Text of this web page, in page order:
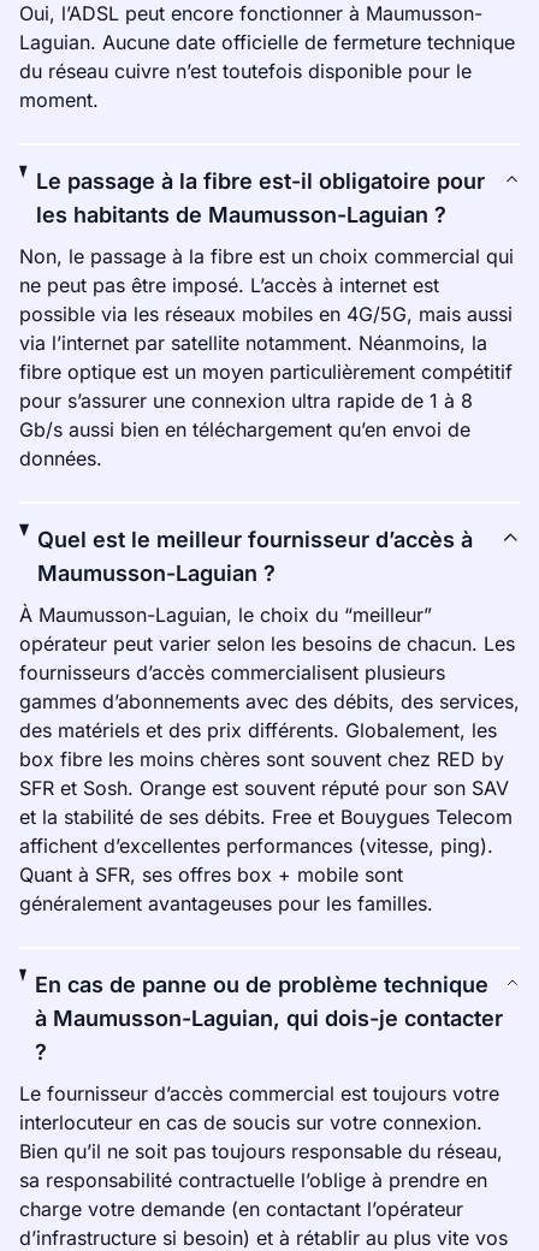
Oui, l’ADSL peut encore fonctionner à Maumusson-
Laguian. Aucune date officielle de fermeture technique
du réseau cuivre n’est toutefois disponible pour le
moment.
Le passage à la fibre est-il obligatoire pour
les habitants de Maumusson-Laguian ?
Non, le passage à la fibre est un choix commercial qui
ne peut pas être imposé. L’accès à internet est
possible via les réseaux mobiles en 4G/5G, mais aussi
via l’internet par satellite notamment. Néanmoins, la
fibre optique est un moyen particulièrement compétitif
pour s’assurer une connexion ultra rapide de 1 à 8
Gb/s aussi bien en téléchargement qu’en envoi de
données.
Quel est le meilleur fournisseur d’accès à
Maumusson-Laguian ?
À Maumusson-Laguian, le choix du “meilleur”
opérateur peut varier selon les besoins de chacun. Les
fournisseurs d’accès commercialisent plusieurs
gammes d’abonnements avec des débits, des services,
des matériels et des prix différents. Globalement, les
box fibre les moins chères sont souvent chez RED by
SFR et Sosh. Orange est souvent réputé pour son SAV
et la stabilité de ses débits. Free et Bouygues Telecom
affichent d’excellentes performances (vitesse, ping).
Quant à SFR, ses offres box + mobile sont
généralement avantageuses pour les familles.
En cas de panne ou de problème technique
à Maumusson-Laguian, qui dois-je contacter
?
Le fournisseur d’accès commercial est toujours votre
interlocuteur en cas de soucis sur votre connexion.
Bien qu’il ne soit pas toujours responsable du réseau,
sa responsabilité contractuelle l’oblige à prendre en
charge votre demande (en contactant l’opérateur
d’infrastructure si besoin) et à rétablir au plus vite vos